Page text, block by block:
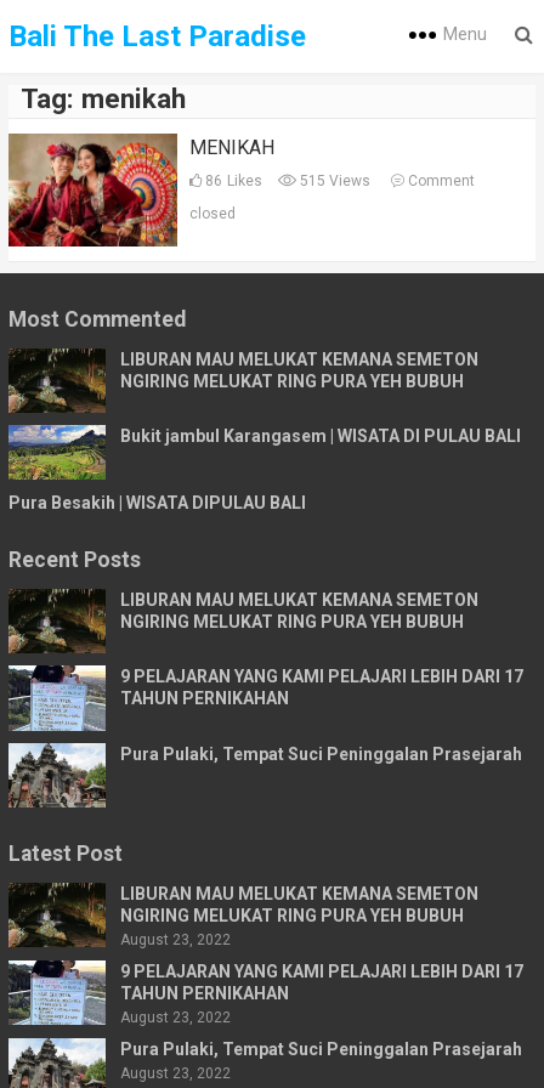
Bali The Last Paradise Menu
Tag: menikah
MENIKAH
86 Likes 515 Views
Comment
closed
Most Commented
LIBURAN MAU MELUKAT KEMANA SEMETON
NGIRING MELUKAT RING PURA YEH BUBUH
Bukit jambul Karangasem | WISATA DI PULAU BALI
Pura Besakih | WISATA DIPULAU BALI
Recent Posts
LIBURAN MAU MELUKAT KEMANA SEMETON
NGIRING MELUKAT RING PURA YEH BUBUH
9 PELAJARAN YANG KAMI PELAJARI LEBIH DARI 17
TAHUN PERNIKAHAN
Pura Pulaki, Tempat Suci Peninggalan Prasejarah
Latest Post
LIBURAN MAU MELUKAT KEMANA SEMETON
NGIRING MELUKAT RING PURA YEH BUBUH
August 23, 2022
9 PELAJARAN YANG KAMI PELAJARI LEBIH DARI 17
TAHUN PERNIKAHAN
August 23, 2022
Pura Pulaki, Tempat Suci Peninggalan Prasejarah
August 23, 2022